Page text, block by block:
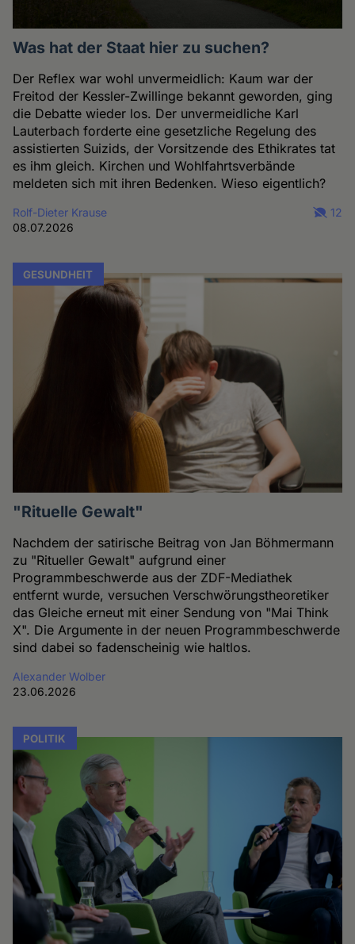
Was hat der Staat hier zu suchen?
Der Reflex war wohl unvermeidlich: Kaum war der
Freitod der Kessler-Zwillinge bekannt geworden, ging
die Debatte wieder los. Der unvermeidliche Karl
Lauterbach forderte eine gesetzliche Regelung des
assistierten Suizids, der Vorsitzende des Ethikrates tat
es ihm gleich. Kirchen und Wohlfahrtsverbände
meldeten sich mit ihren Bedenken. Wieso eigentlich?
Rolf-Dieter Krause
08.07.2026
12
GESUNDHEIT
"Rituelle Gewalt"
Nachdem der satirische Beitrag von Jan Böhmermann
zu "Ritueller Gewalt" aufgrund einer
Programmbeschwerde aus der ZDF-Mediathek
entfernt wurde, versuchen Verschwörungstheoretiker
das Gleiche erneut mit einer Sendung von "Mai Think
X". Die Argumente in der neuen Programmbeschwerde
sind dabei so fadenscheinig wie haltlos.
Alexander Wolber
23.06.2026
POLITIK